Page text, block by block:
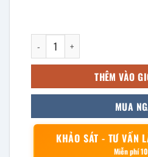
Giường bệnh inox
THÊM VÀO
MUA
KHẢO SÁT - TƯ VẤN
Miễn phí